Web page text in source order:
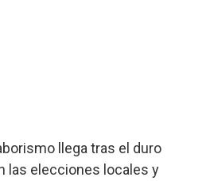
llega tras el duro
las elecciones locales y